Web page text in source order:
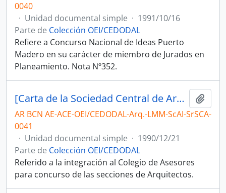
0040
· Unidad documental simple · 1991/10/16
Parte de Colección OEI/CEDODAL
Refiere a Concurso Nacional de Ideas Puerto
Madero en su carácter de miembro de Jurados en
Planeamiento. Nota Nº352.
[Carta de la Sociedad Central de Arquitectos, dirigida a Luis Morea]
AR BCN AE-ACE-OEI/CEDODAL-Arq.-LMM-ScAI-SrSCA-
0041
· Unidad documental simple · 1990/12/21
Parte de Colección OEI/CEDODAL
Referido a la integración al Colegio de Asesores
para concurso de las secciones de Arquitectos.